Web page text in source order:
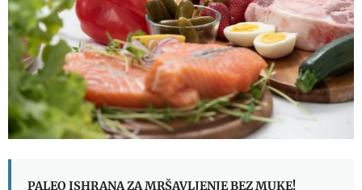
PALEO ISHRANA ZA MRŠAVLJENJE BEZ MUKE!